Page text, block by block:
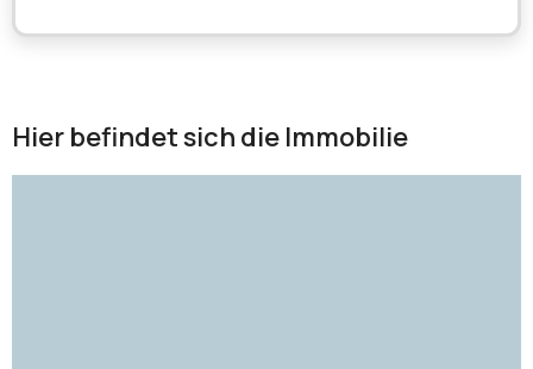
Hier befindet sich die Immobilie